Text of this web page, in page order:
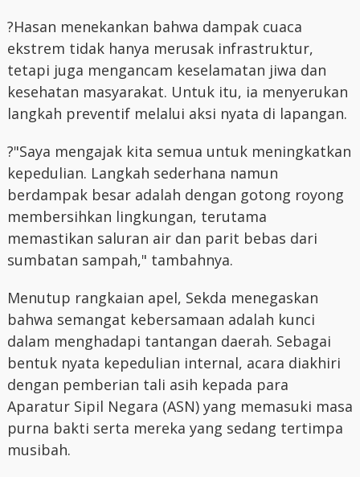
?Hasan menekankan bahwa dampak cuaca
ekstrem tidak hanya merusak infrastruktur,
tetapi juga mengancam keselamatan jiwa dan
kesehatan masyarakat. Untuk itu, ia menyerukan
langkah preventif melalui aksi nyata di lapangan.
?"Saya mengajak kita semua untuk meningkatkan
kepedulian. Langkah sederhana namun
berdampak besar adalah dengan gotong royong
membersihkan lingkungan, terutama
memastikan saluran air dan parit bebas dari
sumbatan sampah," tambahnya.
Menutup rangkaian apel, Sekda menegaskan
bahwa semangat kebersamaan adalah kunci
dalam menghadapi tantangan daerah. Sebagai
bentuk nyata kepedulian internal, acara diakhiri
dengan pemberian tali asih kepada para
Aparatur Sipil Negara (ASN) yang memasuki masa
purna bakti serta mereka yang sedang tertimpa
musibah.